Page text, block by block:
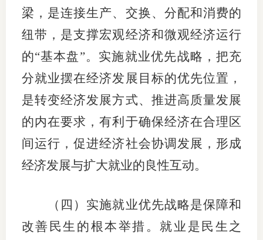
梁，是连接生产、交换、分配和消费的
纽带，是支撑宏观经济和微观经济运行
的“基本盘”。实施就业优先战略，把充
分就业摆在经济发展目标的优先位置，
是转变经济发展方式、推进高质量发展
的内在要求，有利于确保经济在合理区
间运行，促进经济社会协调发展，形成
经济发展与扩大就业的良性互动。
（四）实施就业优先战略是保障和
改善民生的根本举措。就业是民生之